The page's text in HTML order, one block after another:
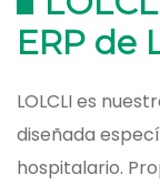
ERP de
LOLCLI es
diseñada
hospitalario.